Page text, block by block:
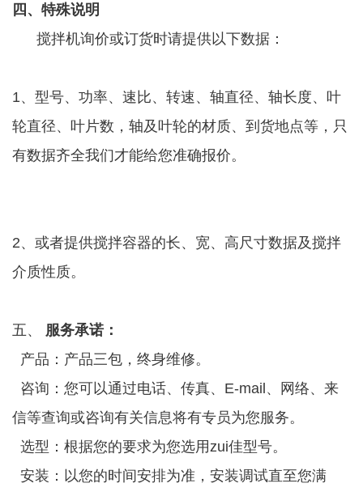
四、特殊说明
搅拌机询价或订货时请提供以下数据：
1、型号、功率、速比、转速、轴直径、轴长度、叶
轮直径、叶片数，轴及叶轮的材质、到货地点等，只
有数据齐全我们才能给您准确报价。
2、或者提供搅拌容器的长、宽、高尺寸数据及搅拌
介质性质。
五、
服务承诺：
产品：产品三包，终身维修。
咨询：您可以通过电话、传真、 E-mail 、网络、来
信等查询或咨询有关信息将有专员为您服务。
选型：根据您的要求为您选用zui佳型号。
安装：以您的时间安排为准，安装调试直至您满